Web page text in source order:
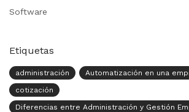
Software
Etiquetas
administración
Automatización en una
cotización
Diferencias entre Administración y Gestión